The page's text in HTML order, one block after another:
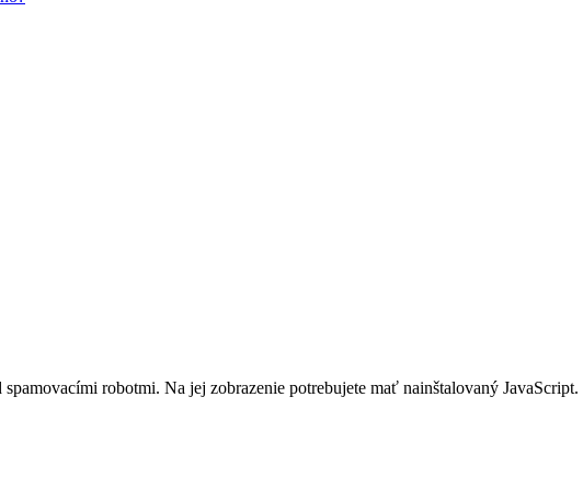
spamovacími robotmi. Na jej zobrazenie potrebujete mať nainštalovaný JavaScript.